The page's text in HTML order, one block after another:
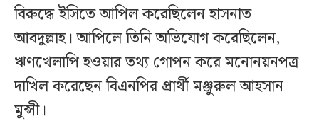
বিরুদ্ধে ইসিতে আপিল করেছিলেন হাসনাত
আবদুল্লাহ। আপিলে তিনি অভিযোগ করেছিলেন,
ঋণখেলাপি হওয়ার তথ্য গোপন করে মনোনয়নপত্র
দাখিল করেছেন বিএনপির প্রার্থী মঞ্জুরুল আহসান
মুন্সী।